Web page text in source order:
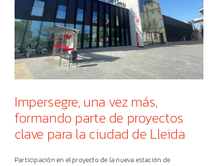
Contacto
Impersegre, una vez más,
formando parte de proyectos
clave para la ciudad de Lleida
Participación en el proyecto de la nueva estación de